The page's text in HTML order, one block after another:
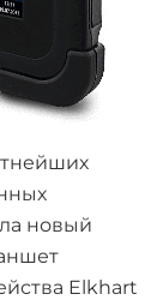
новый
Elkhart